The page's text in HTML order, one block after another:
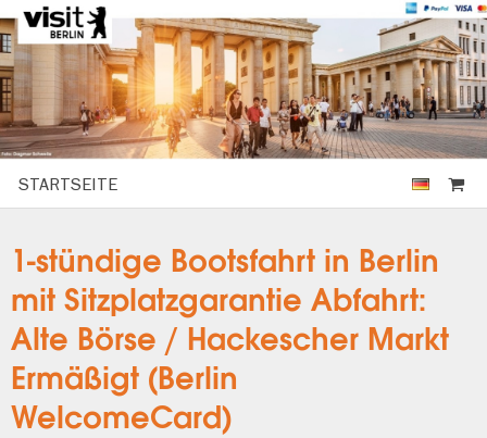
STARTSEITE
1-stündige Bootsfahrt in Berlin
mit Sitzplatzgarantie Abfahrt:
Alte Börse / Hackescher Markt
Ermäßigt (Berlin
WelcomeCard)